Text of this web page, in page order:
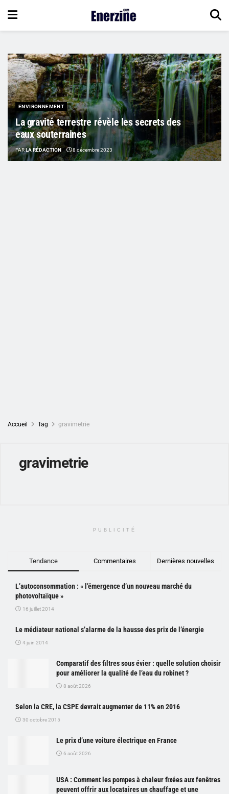
ENVIRONNEMENT
La gravité terrestre révèle les secrets des
eaux souterraines
PARLA RÉDACTION 8 décembre 2023
Accueil Tag gravimetrie
gravimetrie
PUBLICITÉ
Tendance Commentaires Dernières nouvelles
L’autoconsommation : « l’émergence d’un nouveau marché du
photovoltaïque »
16 juillet 2014
Le médiateur national s’alarme de la hausse des prix de l’énergie
4 juin 2014
Comparatif des filtres sous évier : quelle solution choisir
pour améliorer la qualité de l’eau du robinet ?
8 août 2026
Selon la CRE, la CSPE devrait augmenter de 11% en 2016
30 octobre 2015
Le prix d’une voiture électrique en France
6 août 2026
USA : Comment les pompes à chaleur fixées aux fenêtres
peuvent offrir aux locataires un chauffage et une